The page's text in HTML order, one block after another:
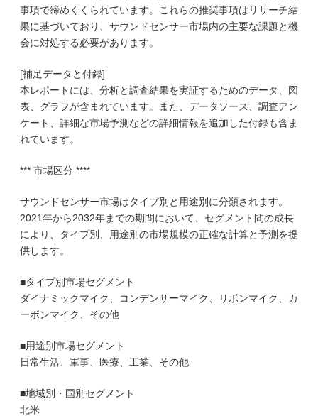
事項で締めくくられています。これらの推奨事項はリサーチ結
果に基づいており、サウンドセンサー市場内の主要な課題と機
会に対処する必要があります。
[補足データと付録]
本レポートには、分析と調査結果を実証するためのデータ、図
表、グラフが含まれています。また、データソース、調査アン
ケート、詳細な市場予測などの詳細情報を追加した付録も含ま
れています。
*** 市場区分 ****
サウンドセンサー市場はタイプ別と用途別に分類されます。
2021年から2032年までの期間において、セグメント間の成長
により、タイプ別、用途別の市場規模の正確な計算と予測を提
供します。
■タイプ別市場セグメント
ダイナミックマイク、コンデンサーマイク、リボンマイク、カ
ーボンマイク、その他
■用途別市場セグメント
日常生活、軍事、医療、工業、その他
■地域別・国別セグメント
北米